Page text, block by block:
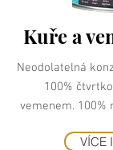
Kuře a
Neodolatelná
100%
vemenem. 100%
VÍCE